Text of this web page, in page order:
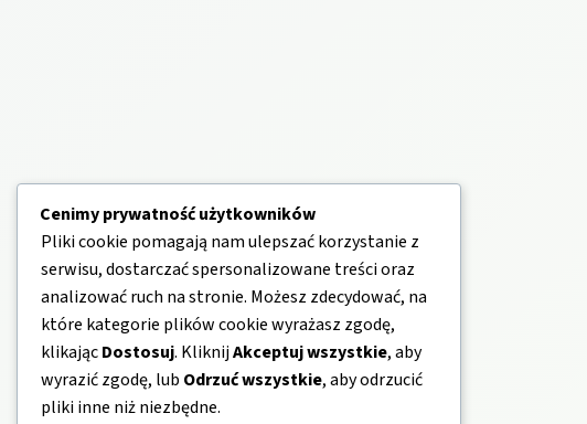
Cenimy prywatność użytkowników
Pliki cookie pomagają nam ulepszać korzystanie z
serwisu, dostarczać spersonalizowane treści oraz
analizować ruch na stronie. Możesz zdecydować, na
które kategorie plików cookie wyrażasz zgodę,
klikającDostosuj. KliknijAkceptuj wszystkie, aby
wyrazić zgodę, lub Odrzuć wszystkie, aby odrzucić
pliki inne niż niezbędne.